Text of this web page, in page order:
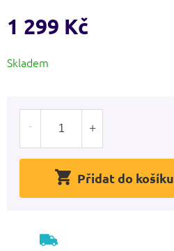
5
hvězdiček.
1 299 Kč
cena:
Skladem
Přidat do košíku